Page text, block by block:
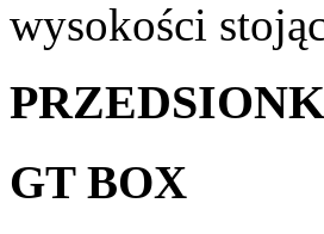
wysokości
GT BOX